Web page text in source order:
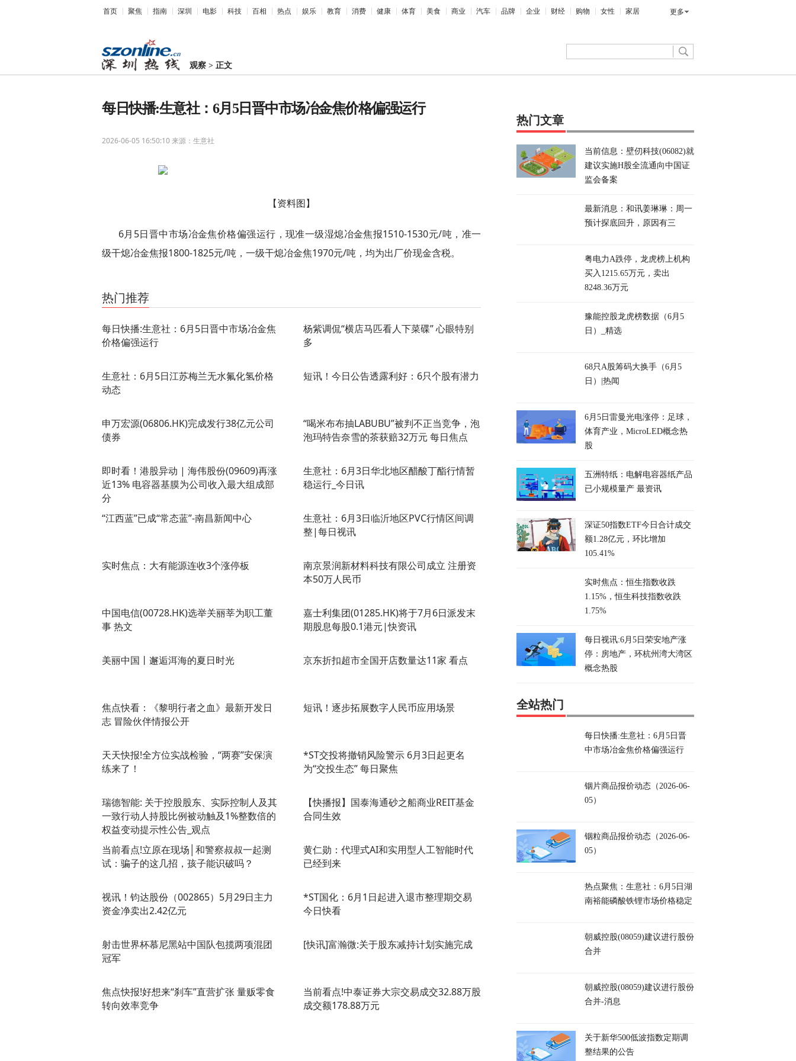
首页 聚焦 指南 深圳 电影 科技 百相 热点 娱乐 教育 消费 健康 体育 美食 商业 汽车 品牌 企业 财经 购物 女性 家居 更多
观察 >正文
每日快播:生意社：6月5日晋中市场冶金焦价格偏强运行
2026-06-05 16:50:10来源：生意社
【资料图】
6月5日晋中市场冶金焦价格偏强运行，现准一级湿熄冶金焦报1510-1530元/吨，准一
级干熄冶金焦报1800-1825元/吨，一级干熄冶金焦1970元/吨，均为出厂价现金含税。
热门推荐
每日快播:生意社：6月5日晋中市场冶金焦
价格偏强运行
杨紫调侃“横店马匹看人下菜碟” 心眼特别
多
生意社：6月5日江苏梅兰无水氟化氢价格
动态
短讯！今日公告透露利好：6只个股有潜力
申万宏源(06806.HK)完成发行38亿元公司
债券
“喝米布布抽LABUBU”被判不正当竞争，泡
泡玛特告奈雪的茶获赔32万元 每日焦点
即时看！港股异动 | 海伟股份(09609)再涨
近13% 电容器基膜为公司收入最大组成部
分
生意社：6月3日华北地区醋酸丁酯行情暂
稳运行_今日讯
“江西蓝”已成“常态蓝”-南昌新闻中心
生意社：6月3日临沂地区PVC行情区间调
整|每日视讯
实时焦点：大有能源连收3个涨停板
南京景润新材料科技有限公司成立 注册资
本50万人民币
中国电信(00728.HK)选举关丽莘为职工董
事 热文
嘉士利集团(01285.HK)将于7月6日派发末
期股息每股0.1港元|快资讯
美丽中国丨邂逅洱海的夏日时光 京东折扣超市全国开店数量达11家 看点
焦点快看：《黎明行者之血》最新开发日
志 冒险伙伴情报公开
短讯！逐步拓展数字人民币应用场景
天天快报!全方位实战检验，“两赛”安保演
练来了！
*ST交投将撤销风险警示 6月3日起更名
为“交投生态” 每日聚焦
瑞德智能: 关于控股股东、实际控制人及其
一致行动人持股比例被动触及1%整数倍的
权益变动提示性公告_观点
【快播报】国泰海通砂之船商业REIT基金
合同生效
当前看点!立原在现场│和警察叔叔一起测
试：骗子的这几招，孩子能识破吗？
黄仁勋：代理式AI和实用型人工智能时代
已经到来
视讯！钧达股份（002865）5月29日主力
资金净卖出2.42亿元
*ST国化：6月1日起进入退市整理期交易
今日快看
射击世界杯慕尼黑站中国队包揽两项混团
冠军
[快讯]富瀚微:关于股东减持计划实施完成
焦点快报!好想来“刹车”直营扩张 量贩零食
转向效率竞争
当前看点!中泰证券大宗交易成交32.88万股
成交额178.88万元
热门文章
当前信息：壁仞科技(06082)就
建议实施H股全流通向中国证
监会备案
最新消息：和讯姜琳琳：周一
预计探底回升，原因有三
粤电力A跌停，龙虎榜上机构
买入1215.65万元，卖出
8248.36万元
豫能控股龙虎榜数据（6月5
日）_精选
68只A股筹码大换手（6月5
日）|热闻
6月5日雷曼光电涨停：足球，
体育产业，MicroLED概念热
股
五洲特纸：电解电容器纸产品
已小规模量产 最资讯
深证50指数ETF今日合计成交
额1.28亿元，环比增加
105.41%
实时焦点：恒生指数收跌
1.15%，恒生科技指数收跌
1.75%
每日视讯:6月5日荣安地产涨
停：房地产，环杭州湾大湾区
概念热股
全站热门
每日快播:生意社：6月5日晋
中市场冶金焦价格偏强运行
铟片商品报价动态（2026-06-
05）
铟粒商品报价动态（2026-06-
05）
热点聚焦：生意社：6月5日湖
南裕能磷酸铁锂市场价格稳定
朝威控股(08059)建议进行股份
合并
朝威控股(08059)建议进行股份
合并-消息
关于新华500低波指数定期调
整结果的公告